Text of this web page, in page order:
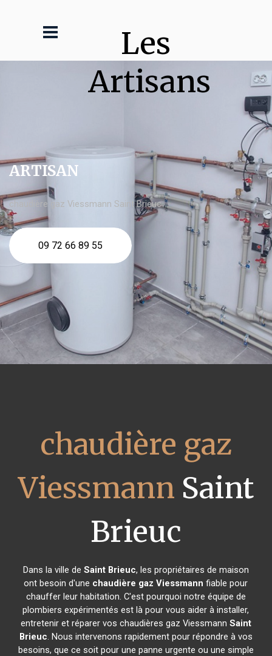
Les
Artisans
ARTISAN
chaudière gaz Viessmann Saint Brieuc
09 72 66 89 55
chaudière gaz
Viessmann Saint
Brieuc
Dans la ville de Saint Brieuc, les propriétaires de maison
ont besoin d'une chaudière gaz Viessmann fiable pour
chauffer leur habitation. C'est pourquoi notre équipe de
plombiers expérimentés est là pour vous aider à installer,
entretenir et réparer vos chaudières gaz Viessmann Saint
Brieuc. Nous intervenons rapidement pour répondre à vos
besoins, que ce soit pour une panne urgente ou une simple